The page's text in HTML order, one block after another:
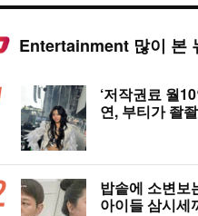
Entertainment 많이 본
‘저작권료 월
연, 부티가 좔
밥솥에 소변보
아이들 삼시